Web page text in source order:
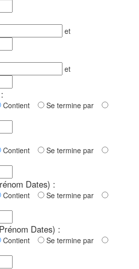
et
et
Contient
Se termine par
Contient
Se termine par
Dates) :
Contient
Se termine par
Dates) :
Contient
Se termine par